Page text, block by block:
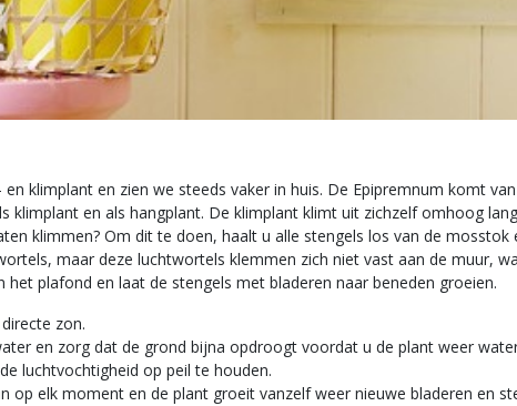
klimplant en zien we steeds vaker in huis. De Epipremnum komt
en als hangplant. De klimplant klimt uit zichzelf omhoog
klimmen? Om dit te doen, haalt u alle stengels los van de
maar deze luchtwortels klemmen zich niet vast aan de muur,
plafond en laat de stengels met bladeren naar beneden groeien.
zon.
en zorg dat de grond bijna opdroogt voordat u de plant weer
luchtvochtigheid op peil te houden.
op elk moment en de plant groeit vanzelf weer nieuwe bladeren en